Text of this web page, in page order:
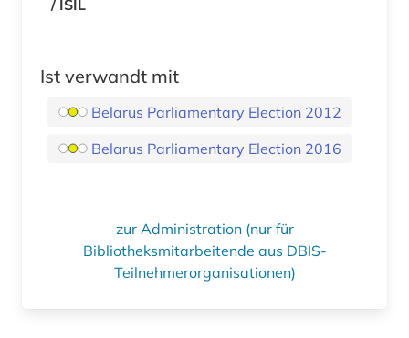
/ ISIL
Ist verwandt mit
Belarus Parliamentary Election 2012
Belarus Parliamentary Election 2016
zur Administration (nur für
Bibliotheksmitarbeitende aus DBIS-
Teilnehmerorganisationen)